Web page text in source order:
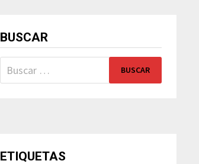
BUSCAR
Buscar:
ETIQUETAS